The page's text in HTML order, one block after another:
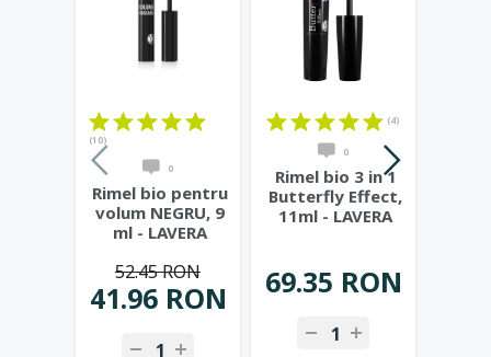
(10)
0
Rimel bio pentru
volum NEGRU, 9
ml - LAVERA
41.96 RON
52.45 RON
(4)
0
Rimel bio 3 in 1
Butterfly Effect,
11ml - LAVERA
69.35 RON